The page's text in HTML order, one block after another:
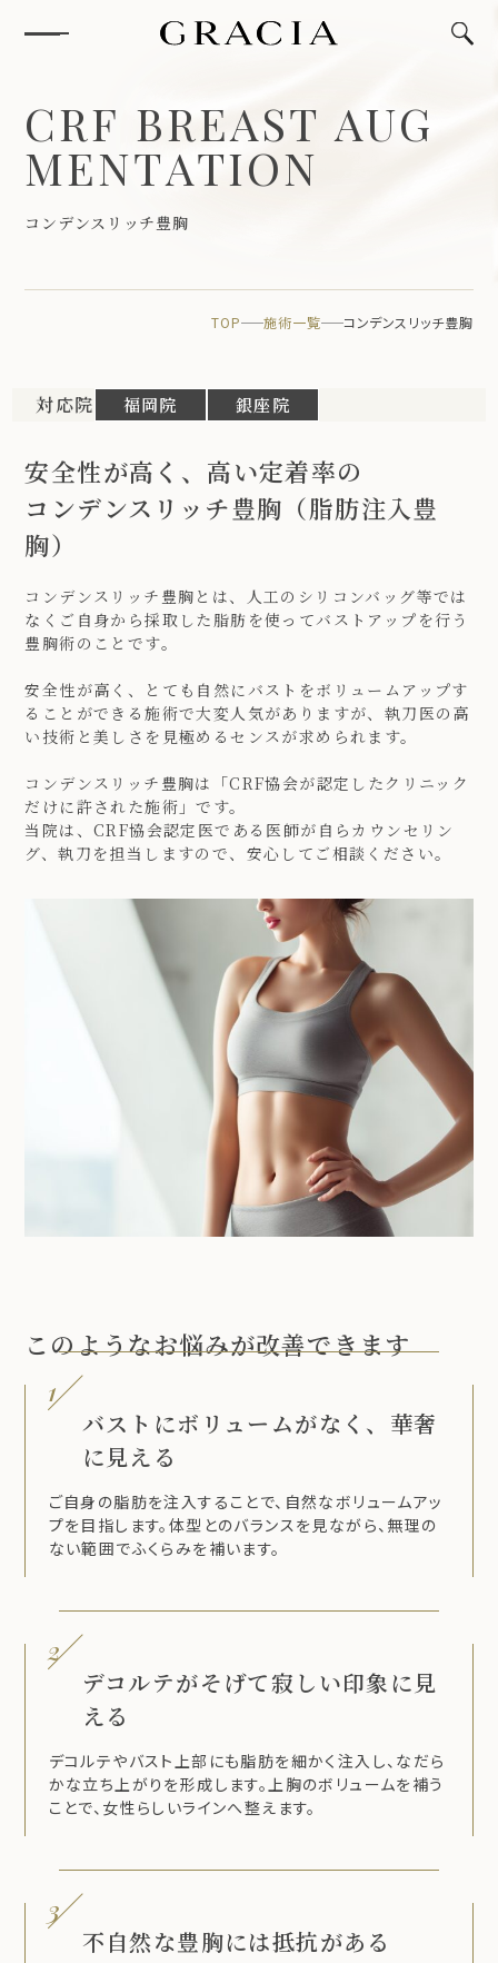
CRF BREAST AUG
MENTATION
コ ン デン ス リ ッ チ豊胸
TOP 施術一覧 コンデンスリッチ豊胸
対応院 福岡院 銀座院
安全性が高く、高い定着率の
コンデンスリッチ豊胸（脂肪注入豊
胸）
コンデンスリッチ豊胸とは、人工のシリコンバッグ等では
なくご自身から採取した脂肪を使ってバストアップを行う
豊胸術のことです。
安全性が高く、とても自然にバストをボリュームアップす
ることができる施術で大変人気がありますが、執刀医の高
い技術と美しさを見極めるセンスが求められます。
コンデンスリッチ豊胸は「CRF協会が認定したクリニック
だけに許された施術」です。
当院は、CRF協会認定医である医師が自らカウンセリン
グ、執刀を担当しますので、安心してご相談ください。
このようなお悩みが改善できます
1
バストにボリュームがなく、華奢
に見える
ご自身の脂肪を注入することで、自然なボリュームアッ
プを目指します。体型とのバランスを見ながら、無理の
ない範囲でふくらみを補います。
2
デコルテがそげて寂しい印象に見
える
デコルテやバスト上部にも脂肪を細かく注入し、なだら
かな立ち上がりを形成します。上胸のボリュームを補う
ことで、女性らしいラインへ整えます。
3
不自然な豊胸には抵抗がある